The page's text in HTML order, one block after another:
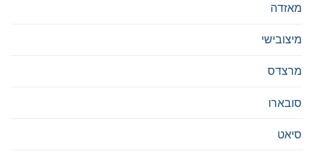
מאזדה
מיצובישי
מרצדס
סובארו
סיאט